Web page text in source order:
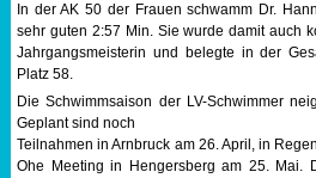
In der AK 50 der Frauen schwamm Dr.
sehr guten 2:57 Min. Sie wurde damit auch
Jahrgangsmeisterin und belegte in der
Platz 58.
Die Schwimmsaison der LV-Schwimmer
Geplant sind noch
Teilnahmen in Arnbruck am 26. April, in
Ohe Meeting in Hengersberg am 25. Mai.